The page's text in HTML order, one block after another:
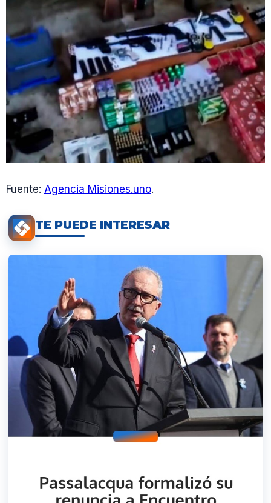
Fuente: Agencia Misiones.uno.
TE PUEDE INTERESAR